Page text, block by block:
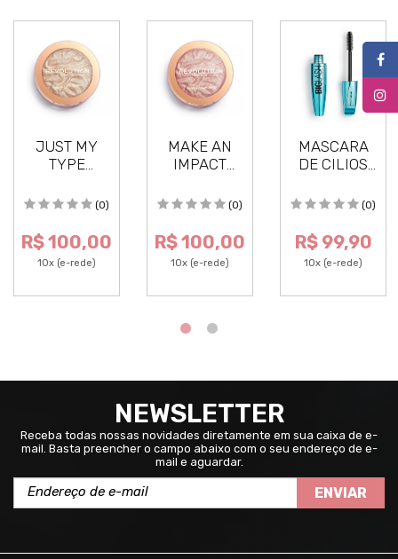
JUST MY
TYPE
REVOLUTION
RELOADED
(0)
R$ 100,00
10x (e-rede)
MAKE AN
IMPACT
REVOLUTION
RELOADED
(0)
R$ 100,00
10x (e-rede)
MASCARA
DE CILIOS
TRUE
WATERPROOF
REVOLUTION
(0)
R$ 99,90
10x (e-rede)
NEWSLETTER
Receba todas nossas novidades diretamente em sua caixa de e-
mail. Basta preencher o campo abaixo com o seu endereço de e-
mail e aguardar.
ENVIAR